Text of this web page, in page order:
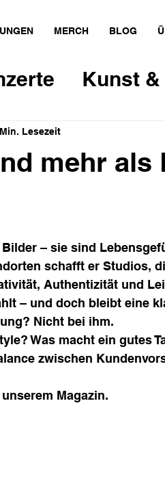
MERCH BLOG
Kunst
mehr als
Lesezeit
– sie sind
schafft er Studios,
Authentizität und
– und doch bleibt eine
Nicht bei ihm.
Was macht ein gutes
zwischen
Magazin.